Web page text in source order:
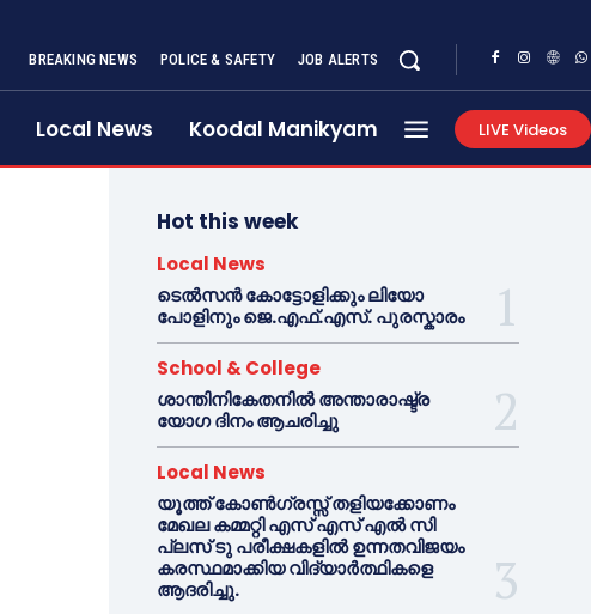
BREAKING NEWS POLICE & SAFETY JOB ALERTS
Local News Koodal Manikyam LIVE Videos
Hot this week
Local News
ടെൽസൻ കോട്ടോളിക്കും ലിയോ
പോളിനും ജെ.എഫ്.എസ്. പുരസ്കാരം
School & College
ശാന്തിനികേതനിൽ അന്താരാഷ്ട്ര
യോഗ ദിനം ആചരിച്ചു
Local News
യൂത്ത് കോൺഗ്രസ്സ് തളിയക്കോണം
മേഖല കമ്മറ്റി എസ് എസ് എൽ സി
പ്ലസ് ടു പരീക്ഷകളിൽ ഉന്നതവിജയം
കരസ്ഥമാക്കിയ വിദ്യാർത്ഥികളെ
ആദരിച്ചു.